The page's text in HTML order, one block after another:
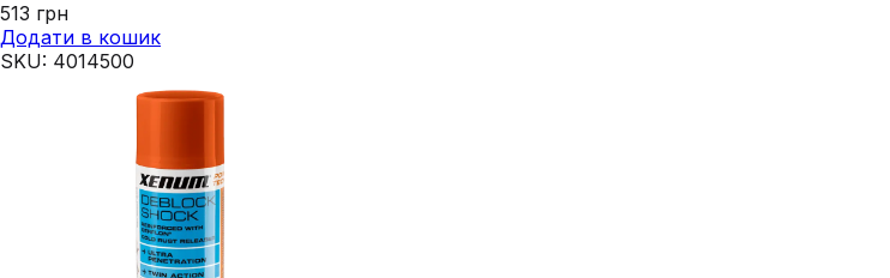
513 грн
Додати в кошик
SKU: 4014500